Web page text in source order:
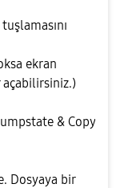
ekran
& Copy
Dosyaya bir